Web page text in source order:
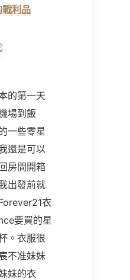
利品
的第一天
場到飯
一些零星
還是可以
房間開箱
出發前就
衣
要買的星
。衣服很
不准妹妹
妹的衣